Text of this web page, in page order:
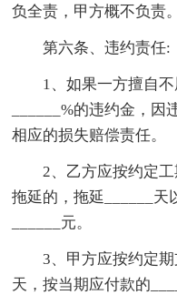
负全责，甲方概不负责。
第六条、违约责任:
1、如果一方擅自
______%的违约金，
相应的损失赔偿责任。
2、乙方应按约定
拖延的，拖延______天
______元。
3、甲方应按约定期
天，按当期应付款的